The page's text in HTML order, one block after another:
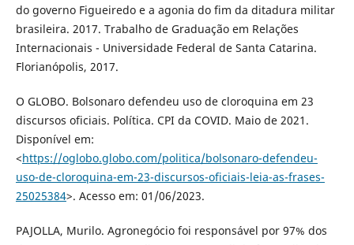
do governo Figueiredo e a agonia do fim da ditadura militar
brasileira. 2017. Trabalho de Graduação em Relações
Internacionais - Universidade Federal de Santa Catarina.
Florianópolis, 2017.
O GLOBO. Bolsonaro defendeu uso de cloroquina em 23
discursos oficiais. Política. CPI da COVID. Maio de 2021.
Disponível em:
<https://oglobo.globo.com/politica/bolsonaro-defendeu-
uso-de-cloroquina-em-23-discursos-oficiais-leia-as-frases-
25025384>. Acesso em: 01/06/2023.
PAJOLLA, Murilo. Agronegócio foi responsável por 97% dos